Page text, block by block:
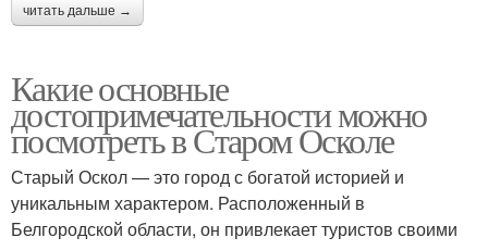
читать дальше →
Какие основные
достопримечательности можно
посмотреть в Старом Осколе
Старый Оскол — это город с богатой историей и
уникальным характером. Расположенный в
Белгородской области, он привлекает туристов своими